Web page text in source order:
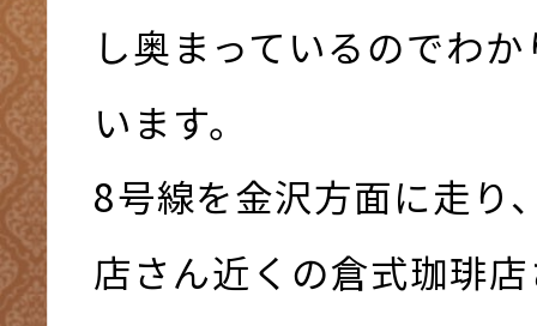
し奥まっているのでわ
います。
8号線を金沢方面に走り
店さん近くの倉式珈琲